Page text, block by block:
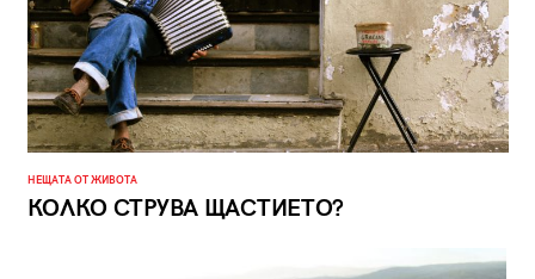
НЕЩАТА ОТ ЖИВОТА
КОЛКО СТРУВА ЩАСТИЕТО?